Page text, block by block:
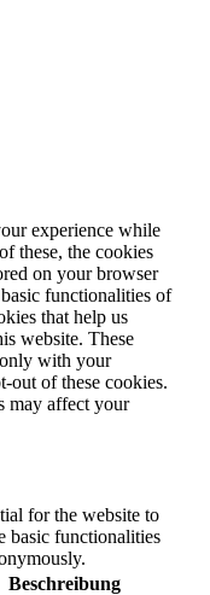
experience while
these, the cookies
on your browser
functionalities of
that help us
website. These
with your
out of these cookies.
may affect your
for the website to
basic functionalities
Beschreibung